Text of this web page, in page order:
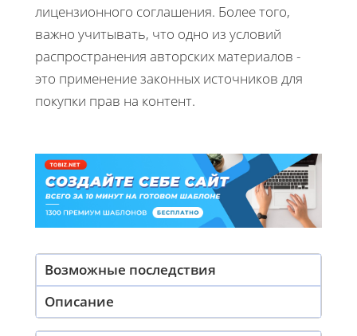
лицензионного соглашения. Более того,
важно учитывать, что одно из условий
распространения авторских материалов -
это применение законных источников для
покупки прав на контент.
Возможные последствия
Описание